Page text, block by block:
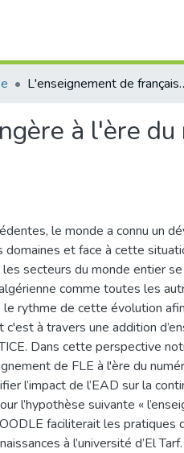
L'enseignement de français langue
à l'ère
le monde a connu un
domaines et face à cette
secteurs du monde entier
comme toutes les
rythme de cette évolution
à travers une addition
Dans cette perspective
de FLE à l'ère du
l’impact de l’EAD sur la
l’hypothèse suivante «
faciliterait les pratiques
à l’université d’El